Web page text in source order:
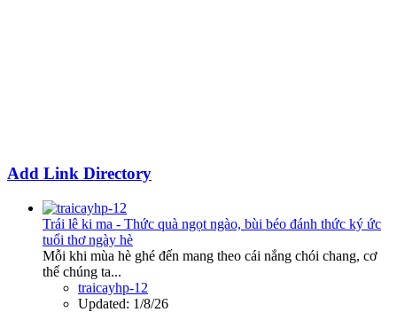
Add Link Directory
Trái lê ki ma - Thức quà ngọt ngào, bùi béo đánh thức ký ức
tuổi thơ ngày hè
Mỗi khi mùa hè ghé đến mang theo cái nắng chói chang, cơ
thể chúng ta...
traicayhp-12
Updated: 1/8/26